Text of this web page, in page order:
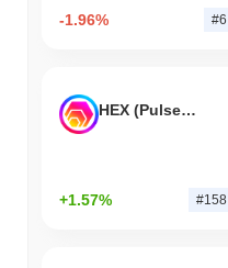
-1.96% #6
HEX (Pulsechain)
+1.57% #158